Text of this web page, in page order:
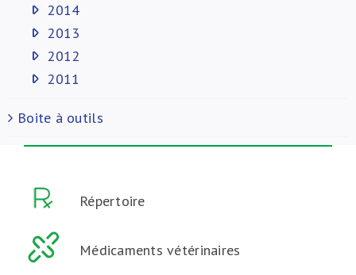
2014
2013
2012
2011
Boite à outils
Répertoire
Médicaments vétérinaires